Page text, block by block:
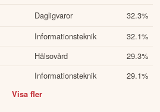
Dagligvaror 32.3%
Informationsteknik 32.1%
Hälsovård 29.3%
Informationsteknik 29.1%
Visa fler